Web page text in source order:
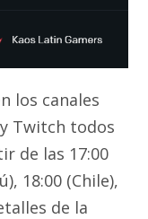
los canales
Twitch todos
de las 17:00
18:00 (Chile),
de la